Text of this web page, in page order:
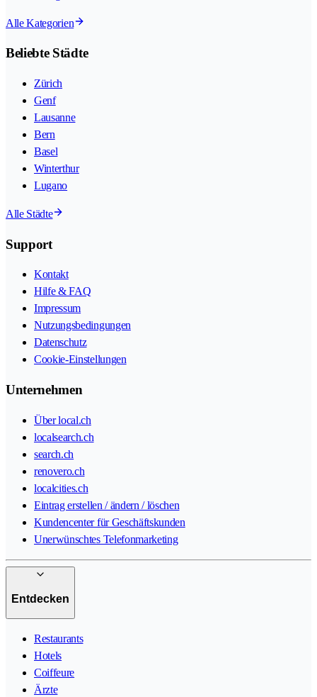
Alle Kategorien
Beliebte Städte
Zürich
Genf
Lausanne
Bern
Basel
Winterthur
Lugano
Alle Städte
Support
Kontakt
Hilfe & FAQ
Impressum
Nutzungsbedingungen
Datenschutz
Cookie-Einstellungen
Unternehmen
Über local.ch
localsearch.ch
search.ch
renovero.ch
localcities.ch
Eintrag erstellen / ändern / löschen
Kundencenter für Geschäftskunden
Unerwünschtes Telefonmarketing
Entdecken
Restaurants
Hotels
Coiffeure
Ärzte